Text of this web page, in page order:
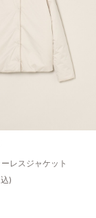
レスジャケット
)